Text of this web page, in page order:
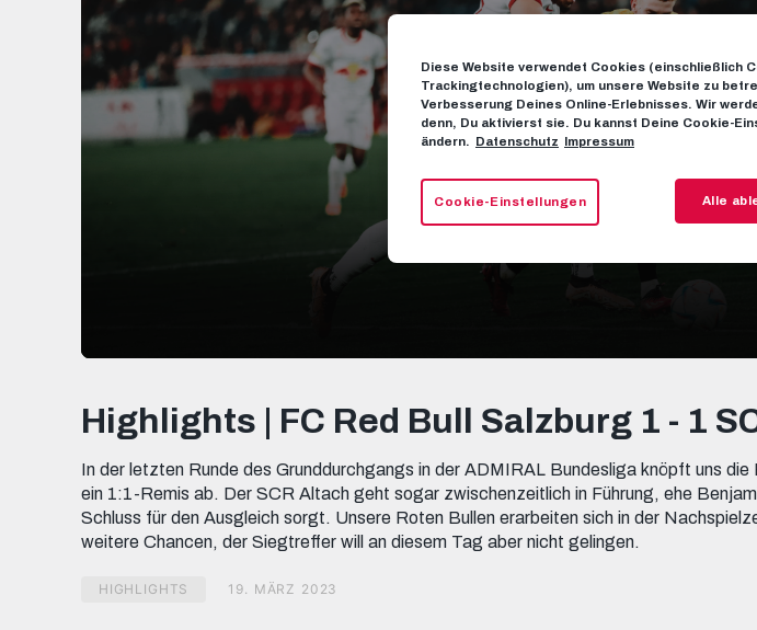
5
minutes,
secondsVolume
90%
Highlights | FC Red Bull Salzburg 1 - 1
In der letzten Runde des Grunddurchgangs in der ADMIRAL Bundesliga knöpft uns die
ein 1:1-Remis ab. Der SCR Altach geht sogar zwischenzeitlich in Führung, ehe
Schluss für den Ausgleich sorgt. Unsere Roten Bullen erarbeiten sich in der
weitere Chancen, der Siegtreffer will an diesem Tag aber nicht gelingen.
HIGHLIGHTS 19. MÄRZ 2023
Diese Website verwendet Cookies (einschließlich
Trackingtechnologien), um unsere Website zu
Verbesserung Deines Online-Erlebnisses. Wir
denn, Du aktivierst sie. Du kannst Deine Cookie-
ändern. Datenschutz Impressum
Cookie-Einstellungen Alle